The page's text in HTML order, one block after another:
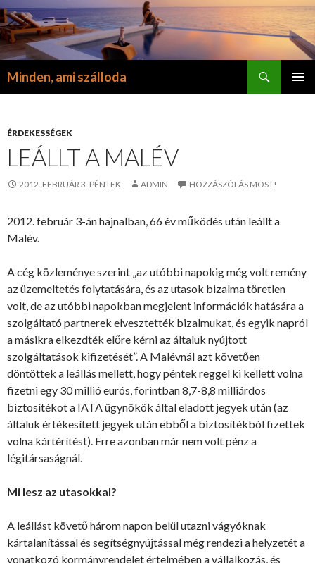
Minden, ami szálloda
ÉRDEKESSÉGEK
LEÁLLT A MALÉV
2012. FEBRUÁR 3. PÉNTEK ADMIN HOZZÁSZÓLÁS MOST!
2012. február 3-án hajnalban, 66 év működés után leállt a
Malév.
A cég közleménye szerint „az utóbbi napokig még volt remény
az üzemeltetés folytatására, és az utasok bizalma töretlen
volt, de az utóbbi napokban megjelent információk hatására a
szolgáltató partnerek elvesztették bizalmukat, és egyik napról
a másikra elkezdték előre kérni az általuk nyújtott
szolgáltatások kifizetését”. A Malévnál azt követően
döntöttek a leállás mellett, hogy péntek reggel ki kellett volna
fizetni egy 30 millió eurós, forintban 8,7-8,8 milliárdos
biztosítékot a IATA ügynökök által eladott jegyek után (az
általuk értékesített jegyek után ebből a biztosítékból fizettek
volna kártérítést). Erre azonban már nem volt pénz a
légitársaságnál.
Mi lesz az utasokkal?
A leállást követő három napon belül utazni vágyóknak
kártalanítással és segítségnyújtással még rendezi a helyzetét a
vonatkozó kormányrendelet értelmében a vállalkozás, és